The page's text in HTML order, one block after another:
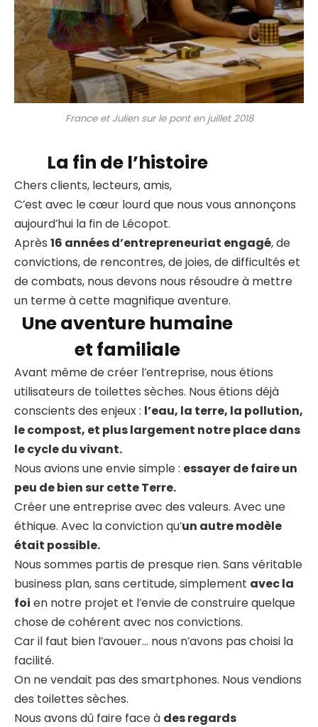
France et Julien sur le pont en juillet 2018
La fin de l’histoire
Chers clients, lecteurs, amis,
C’est avec le cœur lourd que nous vous annonçons
aujourd’hui la fin de Lécopot.
Après 16 années d’entrepreneuriat engagé, de
convictions, de rencontres, de joies, de difficultés et
de combats, nous devons nous résoudre à mettre
un terme à cette magnifique aventure.
Une aventure humaine
et familiale
Avant même de créer l’entreprise, nous étions
utilisateurs de toilettes sèches. Nous étions déjà
conscients des enjeux : l’eau, la terre, la pollution,
le compost, et plus largement notre place dans
le cycle du vivant.
Nous avions une envie simple : essayer de faire un
peu de bien sur cette Terre.
Créer une entreprise avec des valeurs. Avec une
éthique. Avec la conviction qu’un autre modèle
était possible.
Nous sommes partis de presque rien. Sans véritable
business plan, sans certitude, simplement avec la
foi en notre projet et l’envie de construire quelque
chose de cohérent avec nos convictions.
Car il faut bien l’avouer… nous n’avons pas choisi la
facilité.
On ne vendait pas des smartphones. Nous vendions
des toilettes sèches.
Nous avons dû faire face à des regards